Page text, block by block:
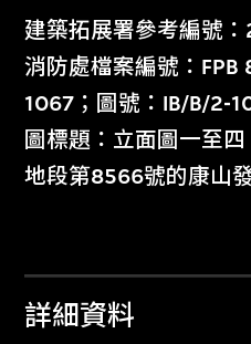
建築拓展署參考編號
消防處檔案編號：FPB
1067；圖號：IB/B/2-
圖標題：立面圖一至
地段第8566號的康山
詳細資料